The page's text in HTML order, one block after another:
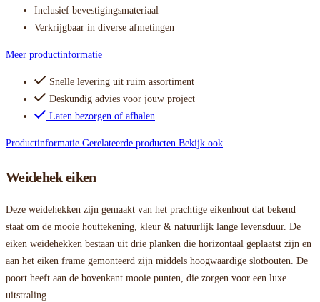
Inclusief bevestigingsmateriaal
Verkrijgbaar in diverse afmetingen
Meer productinformatie
Snelle levering uit ruim assortiment
Deskundig advies voor jouw project
Laten bezorgen of afhalen
Productinformatie Gerelateerde producten Bekijk ook
Weidehek eiken
Deze weidehekken zijn gemaakt van het prachtige eikenhout dat bekend
staat om de mooie houttekening, kleur & natuurlijk lange levensduur. De
eiken weidehekken bestaan uit drie planken die horizontaal geplaatst zijn en
aan het eiken frame gemonteerd zijn middels hoogwaardige slotbouten. De
poort heeft aan de bovenkant mooie punten, die zorgen voor een luxe
uitstraling.